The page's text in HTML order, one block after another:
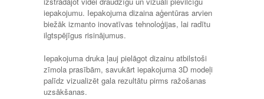
iepakojumu. Iepakojuma dizaina aģentūras arvien
biežāk izmanto inovatīvas tehnoloģijas, lai radītu
ilgtspējīgus risinājumus.
Iepakojuma druka ļauj pielāgot dizainu atbilstoši
zīmola prasībām, savukārt iepakojuma 3D modeļi
palīdz vizualizēt gala rezultātu pirms ražošanas
uzsākšanas.